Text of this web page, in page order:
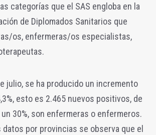
categorías que el SAS engloba en la
de Diplomados Sanitarios que
os, enfermeras/os especialistas,
julio, se ha producido un incremento
esto es 2.465 nuevos positivos, de
30%, son enfermeras o enfermeros.
datos por provincias se observa que el